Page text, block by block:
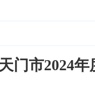
天门市2024